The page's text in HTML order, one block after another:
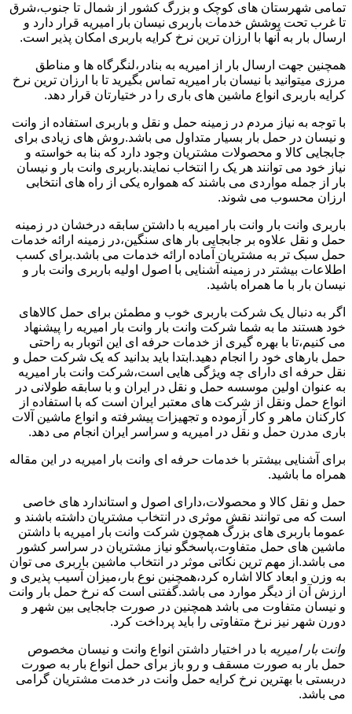
تمامی شهرستان های کوچک و بزرگ کشور از شمال تا جنوب،شرق
تا غرب تحت پوشش خدمات باربری نیسان بار امیریه قرار دارد و
ارسال بار به آنها با ارزان ترین نرخ کرایه باربری امکان پذیر است.
همچنین جهت ارسال بار از امیریه به بنادر،لنگرگاه ها و مناطق
مرزی میتوانید با نیسان بار امیریه تماس بگیرید تا با ارزان ترین نرخ
کرایه باربری انواع ماشین های باری را در ختیارتان قرار دهد.
با توجه به نیاز مردم در زمینه حمل و نقل و باربری استفاده از وانت
و نیسان در حمل بار بسیار متداول می باشد.روش های زیادی برای
جابجایی کالا و محصولات مشتریان وجود دارد که بنا به خواسته و
نیاز خود می توانند هر یک را انتخاب نمایند.باربری وانت بار و نیسان
بار از جمله مواردی می باشند که همواره یکی از راه های انتخابی
ارزان محسوب می شوند.
باربری وانت بار وانت بار امیریه با داشتن سابقه درخشان در زمینه
حمل و نقل علاوه بر جابجایی بار های سنگین،در زمینه ارائه خدمات
حمل سبک تر به مشتریان آماده ارائه خدمات می باشد.برای کسب
اطلاعات بیشتر در زمینه آشنایی با اصول اولیه باربری وانت بار و
نیسان بار با ما همراه باشید.
اگر به دنبال یک شرکت باربری خوب و مطمئن برای حمل کالاهای
خود هستند ما به شما شرکت وانت بار وانت بار امیریه را پیشنهاد
می کنیم،تا با بهره گیری از خدمات حرفه ای این اتوبار به راحتی
حمل بارهای خود را انجام دهید.ابتدا باید بدانید که یک شرکت حمل و
نقل حرفه ای دارای چه ویژگی هایی است،شرکت وانت بار امیریه
به عنوان اولین موسسه حمل و نقل در ایران و با سابقه طولانی در
انواع حمل ونقل از شرکت های معتبر ایران است که با استفاده از
کارکنان ماهر و کار آزموده و تجهیزات پیشرفته و انواع ماشین آلات
باری مدرن حمل و نقل در امیریه و سراسر ایران انجام می دهد.
برای آشنایی بیشتر با خدمات حرفه ای وانت بار امیریه در این مقاله
همراه ما باشید.
حمل و نقل کالا و محصولات،دارای اصول و استاندارد های خاصی
است که می توانند نقش موثری در انتخاب مشتریان داشته باشند و
عموما باربری های بزرگ همچون شرکت وانت بار امیریه با داشتن
ماشین های حمل متفاوت،پاسخگو نیاز مشتریان در سراسر کشور
می باشد.از مهم ترین نکاتی موثر در انتخاب ماشین باربری می توان
به وزن و ابعاد کالا اشاره کرد،همچنین نوع بار،میزان آسیب پذیری و
ارزش آن از دیگر موارد می باشد.گفتنی است که نرخ حمل بار وانت
و نیسان متفاوت می باشد همچنین در صورت جابجایی بین شهر و
دورن شهر نیز نرخ متفاوتی را باید پرداخت کرد.
وانت بار امیریه با در اختیار داشتن انواع وانت و نیسان مخصوص
حمل بار به صورت مسقف و رو باز برای حمل انواع بار به صورت
دربستی با بهترین نرخ کرایه حمل وانت در خدمت مشتریان گرامی
می باشد.